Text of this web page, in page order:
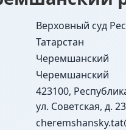
Верховный суд
Татарстан
Черемшанский
Черемшанский
423100,
ул. Советская, д. 23